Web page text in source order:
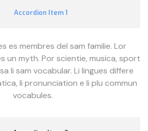
Accordion Item 1
es membres del sam familie. Lor
un myth. Por scientie, musica, sport
li sam vocabular. Li lingues differe
li pronunciation e li plu commun
vocabules.